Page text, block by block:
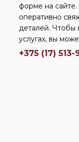
форме на
оперативно
деталей. Чтобы
услугах, вы
+375 (17) 513-